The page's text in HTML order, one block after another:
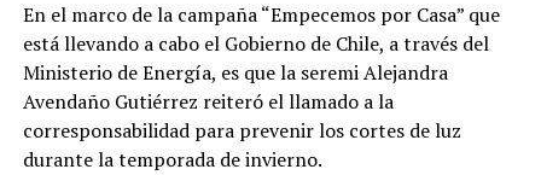
En el marco de la campaña “Empecemos por Casa” que
está llevando a cabo el Gobierno de Chile, a través del
Ministerio de Energía, es que la seremi Alejandra
Avendaño Gutiérrez reiteró el llamado a la
corresponsabilidad para prevenir los cortes de luz
durante la temporada de invierno.